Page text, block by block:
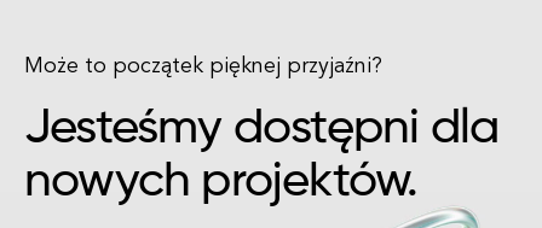
Może to początek pięknej przyjaźni?
Jesteśmy dostępni dla
nowych projektów.